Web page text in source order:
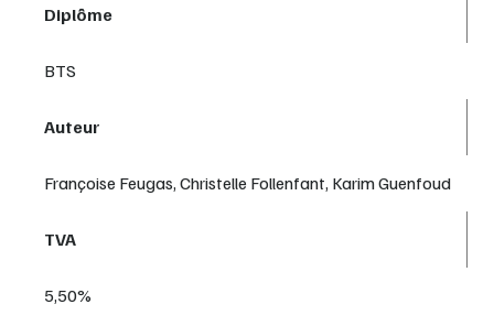
Diplôme
BTS
Auteur
Françoise Feugas, Christelle Follenfant, Karim Guenfoud
TVA
5,50%